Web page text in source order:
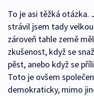
To je asi těžká otázka.
strávil jsem tady
zároveň tahle země
zkušenost, když se
pěst, anebo když se
Toto je ovšem
demokraticky, mimo